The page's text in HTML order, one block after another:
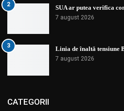
2 SUA ar putea verifica
7 august 2026
3 Linia de înaltă tensiune
7 august 2026
CATEGORII